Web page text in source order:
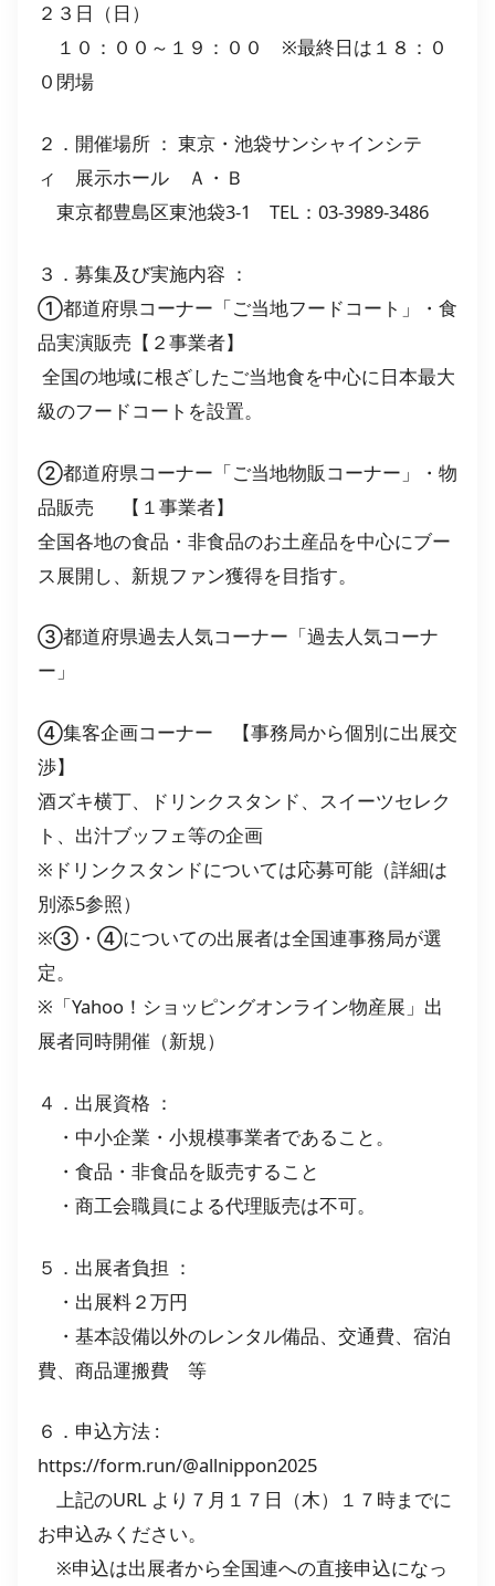
２３日（日）
１０：００～１９：００ ※最終日は１８：０
０閉場
２．開催場所 ： 東京・池袋サンシャインシテ
ィ 展示ホール Ａ・Ｂ
東京都豊島区東池袋3-1 TEL：03-3989-3486
３．募集及び実施内容 ：
①都道府県コーナー「ご当地フードコート」・食
品実演販売【２事業者】
全国の地域に根ざしたご当地食を中心に日本最大
級のフードコートを設置。
②都道府県コーナー「ご当地物販コーナー」・物
品販売 【１事業者】
全国各地の食品・非食品のお土産品を中心にブー
ス展開し、新規ファン獲得を目指す。
③都道府県過去人気コーナー「過去人気コーナ
ー」
④集客企画コーナー 【事務局から個別に出展交
渉】
酒ズキ横丁、ドリンクスタンド、スイーツセレク
ト、出汁ブッフェ等の企画
※ドリンクスタンドについては応募可能（詳細は
別添5参照）
※③・④についての出展者は全国連事務局が選
定。
※「Yahoo！ショッピングオンライン物産展」出
展者同時開催（新規）
４．出展資格 ：
・中小企業・小規模事業者であること。
・食品・非食品を販売すること
・商工会職員による代理販売は不可。
５．出展者負担 ：
・出展料２万円
・基本設備以外のレンタル備品、交通費、宿泊
費、商品運搬費 等
６．申込方法 :
https://form.run/@allnippon2025
上記のURL より７月１７日（木）１７時までに
お申込みください。
※申込は出展者から全国連への直接申込になっ